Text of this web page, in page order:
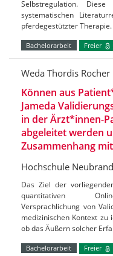
Selbstregulation.
systematischen
pferdegestützter
Bachelorarbeit Freier
Weda Thordis Rocher
Können aus
Jameda
in der Ärzt*innen-
abgeleitet werden
Zusammenhang
Hochschule
Das Ziel der
quantitativen
Versprachlichung von
medizinischen Kontext zu
ob das Äußern solcher
Bachelorarbeit Freier